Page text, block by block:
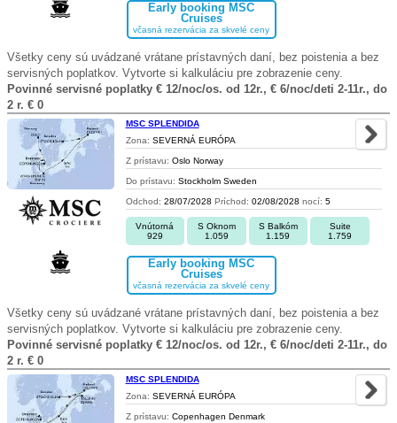
Early booking MSC
Cruises
včasná rezervácia za skvelé ceny
Všetky ceny sú uvádzané vrátane prístavných daní, bez poistenia a bez
servisných poplatkov. Vytvorte si kalkuláciu pre zobrazenie ceny.
Povinné servisné poplatky € 12/noc/os. od 12r., € 6/noc/deti 2-11r., do
2 r. € 0
MSC SPLENDIDA
Zona: SEVERNÁ EURÓPA
Z prístavu: Oslo Norway
Do prístavu: Stockholm Sweden
Odchod: 28/07/2028 Príchod: 02/08/2028 nocí: 5
Vnútorná
929
S Oknom
1.059
S Balkóm
1.159
Suite
1.759
Early booking MSC
Cruises
včasná rezervácia za skvelé ceny
Všetky ceny sú uvádzané vrátane prístavných daní, bez poistenia a bez
servisných poplatkov. Vytvorte si kalkuláciu pre zobrazenie ceny.
Povinné servisné poplatky € 12/noc/os. od 12r., € 6/noc/deti 2-11r., do
2 r. € 0
MSC SPLENDIDA
Zona: SEVERNÁ EURÓPA
Z prístavu: Copenhagen Denmark